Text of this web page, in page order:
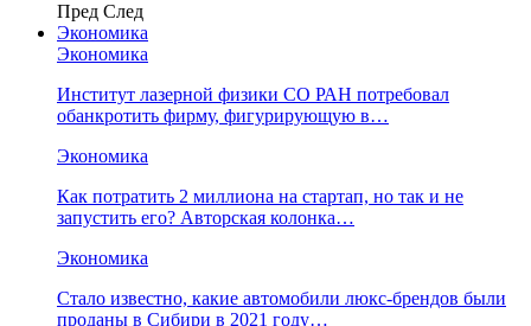
Пред След
Экономика
Экономика
Институт лазерной физики СО РАН потребовал
обанкротить фирму, фигурирующую в…
Экономика
Как потратить 2 миллиона на стартап, но так и не
запустить его? Авторская колонка…
Экономика
Стало известно, какие автомобили люкс-брендов были
проданы в Сибири в 2021 году…